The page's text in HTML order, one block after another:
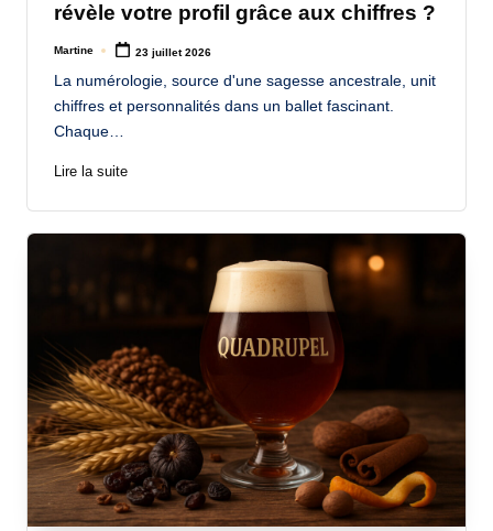
révèle votre profil grâce aux chiffres ?
Posted
Martine 23 juillet 2026
La numérologie, source d'une sagesse ancestrale, unit
chiffres et personnalités dans un ballet fascinant.
Chaque…
Lire la suite